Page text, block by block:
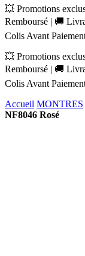
💥 Promotions
Remboursé | 🚚
Colis Avant
💥 Promotions
Remboursé | 🚚
Colis Avant
Accueil MONTRES
NF8046 Rosé